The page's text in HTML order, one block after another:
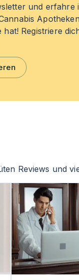
und erfahre
hat! Registriere
Reviews und